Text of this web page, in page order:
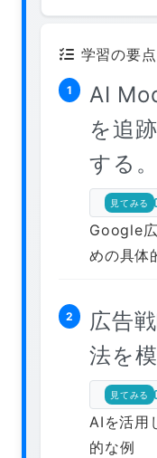
学習の要点
1
AI
を追
する。
見てみる
Google
めの具体
2
広告
法を
見てみる
AIを活用
的な例